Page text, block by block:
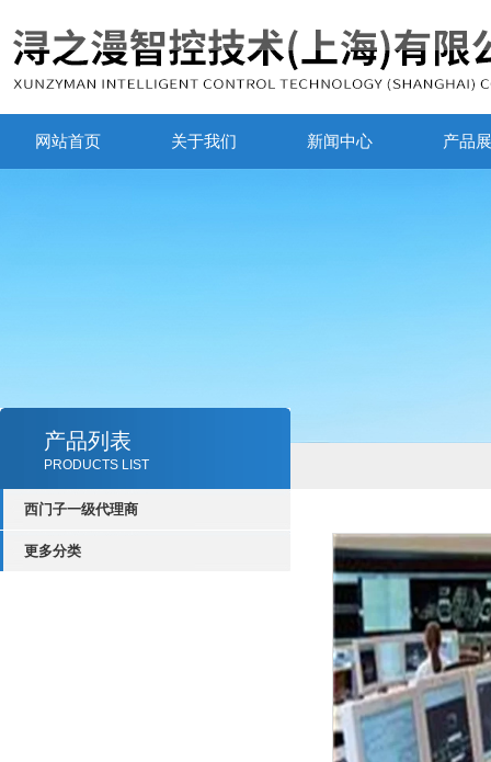
网站首页 关于我们 新闻中心 产品
产品列表
PRODUCTS LIST
西门子一级代理商
更多分类